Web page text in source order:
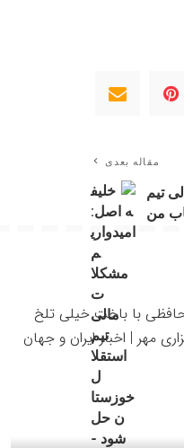
مقاله بعدی
تیم
من